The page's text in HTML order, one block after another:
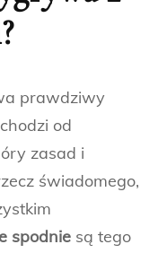
prawdziwy
od
zasad i
świadomego,
spodnie są tego